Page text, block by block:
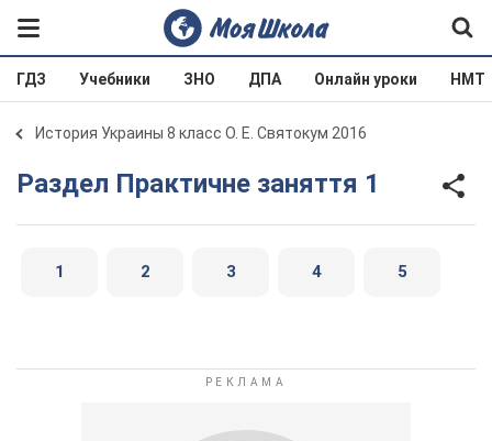
ГДЗ Учебники ЗНО ДПА Онлайн уроки НМТ
История Украины 8 класс О. Е. Святокум 2016
Раздел Практичне заняття 1
1 2 3 4 5